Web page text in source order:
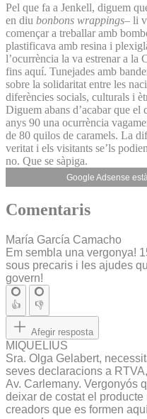
Pel que fa a Jenkell, diguem
en diu bonbons wrappings– li
començar a treballar amb
plastificava amb resina i
l’ocurrència la va estrenar a
fins aquí. Tunejades amb
sobre la solidaritat entre les
diferències socials, culturals i
Diguem abans d’acabar que
anys 90 una ocurrència
de 80 quilos de caramels. La
veritat i els visitants se’ls
no. Que se sàpiga.
Google Adsense
Comentaris
María García Camacho
Em sembla una vergonya!
sous precaris i les ajudes
govern!
👍 👎
Afegir resposta
MIQUELIUS
Sra. Olga Gelabert,
seves declaracions a
Av. Carlemany. Vergonyós
deixar de costat el
creadors que es formen